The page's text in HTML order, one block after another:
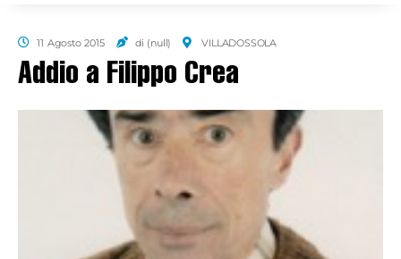
11 Agosto 2015 di (null) VILLADOSSOLA
Addio a Filippo Crea